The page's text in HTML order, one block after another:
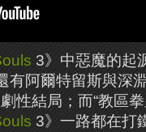
3》中惡魔的起
有阿爾特留斯與深
性結局；而“教區
3》一路都在打